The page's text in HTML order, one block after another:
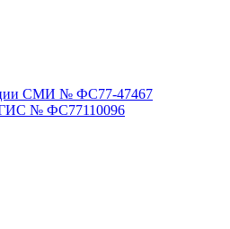
СМИ № ФС77-47467
№ ФС77110096